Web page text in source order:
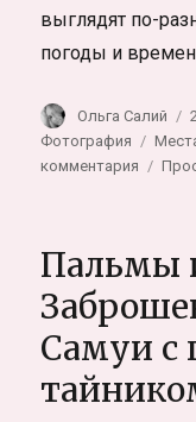
выглядят по-
погоды и
Автор
Ольга Салий
Фотография
комментария
Ко
Самуи,
Таиланд
Пальмы
Самуи с